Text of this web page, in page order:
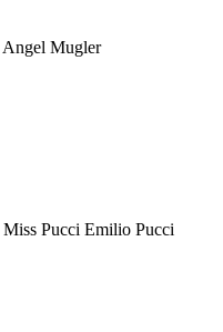
Angel Mugler
Miss Pucci Emilio Pucci